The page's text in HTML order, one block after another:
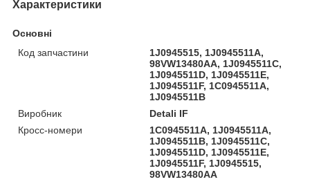
Характеристики
Основні
Код запчастини
1J0945515, 1J0945511A,
98VW13480AA, 1J0945511C,
1J0945511D, 1J0945511E,
1J0945511F, 1C0945511A,
1J0945511B
Виробник
Detali IF
Кросс-номери
1C0945511A, 1J0945511A,
1J0945511B, 1J0945511C,
1J0945511D, 1J0945511E,
1J0945511F, 1J0945515,
98VW13480AA